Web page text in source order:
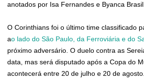
anotados por Isa Fernandes e Byanca
O Corinthians foi o último time classificado
ao lado do São Paulo, da Ferroviária e do
próximo adversário. O duelo contra as
data, mas será disputado após a Copa do
acontecerá entre 20 de julho e 20 de agosto.